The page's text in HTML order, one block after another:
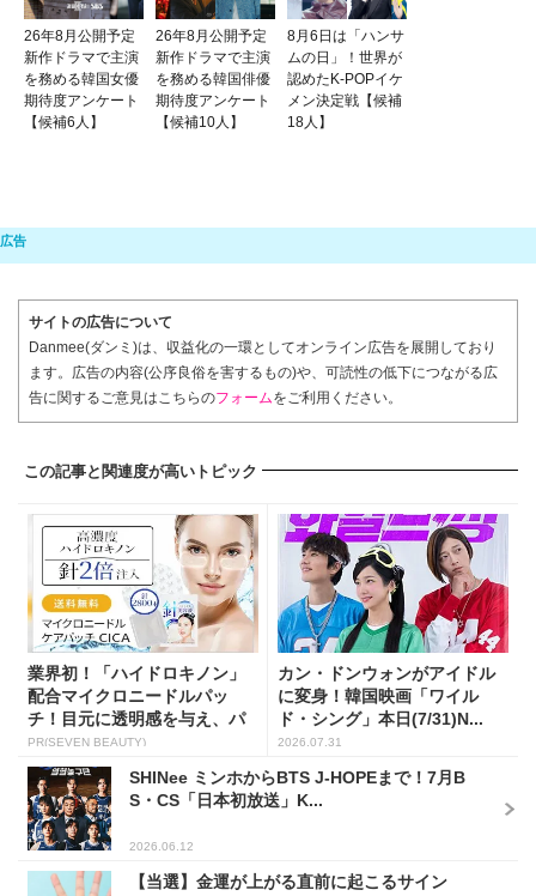
26年8月公開予定
新作ドラマで主演
を務める韓国女優
期待度アンケート
【候補6人】
26年8月公開予定
新作ドラマで主演
を務める韓国俳優
期待度アンケート
【候補10人】
8月6日は「ハンサ
ムの日」！世界が
認めたK-POPイケ
メン決定戦【候補
18人】
サイトの広告について
Danmee(ダンミ)は、収益化の一環としてオンライン広告を展開しており
ます。広告の内容(公序良俗を害するもの)や、可読性の低下につながる広
告に関するご意見はこちらのフォームをご利用ください。
この記事と関連度が高いトピック
業界初！「ハイドロキノン」
配合マイクロニードルパッ
チ！目元に透明感を与え、パ
ッと...
PR(SEVEN BEAUTY)
カン・ドンウォンがアイドル
に変身！韓国映画「ワイル
ド・シング」本日(7/31)N...
2026.07.31
SHINee ミンホからBTS J-HOPEまで！7月B
S・CS「日本初放送」K...
2026.06.12
【当選】金運が上がる直前に起こるサイン